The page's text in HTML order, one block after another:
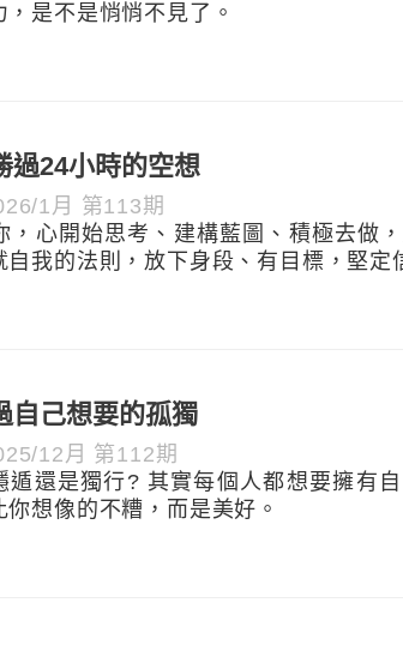
是不是悄悄不見了。
過24小時的空想
1月 第113期
，心開始思考、建構藍圖、積極去做
我的法則，放下身段、有目標，堅定
自己想要的孤獨
12月 第112期
遁還是獨行? 其實每個人都想要擁有
想像的不糟，而是美好。